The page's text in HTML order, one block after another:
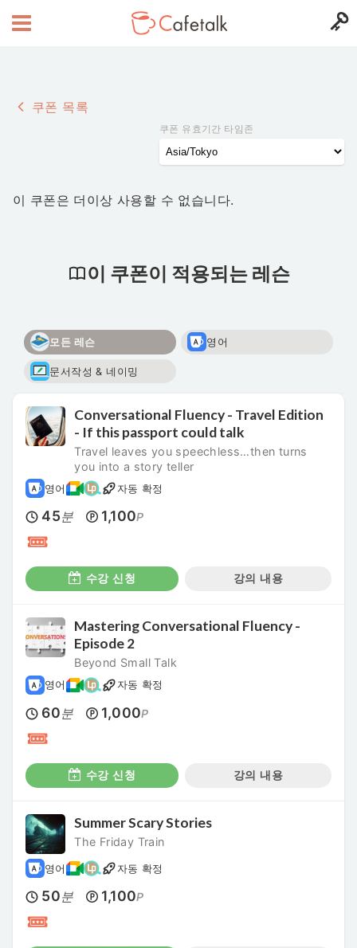
쿠폰 목록
쿠폰 유효기간 타임존
이 쿠폰은 더이상 사용할 수 없습니다.
이 쿠폰이 적용되는 레슨
모든 레슨 영어
문서작성 & 네이밍
Conversational Fluency - Travel Edition
- If this passport could talk
Travel leaves you speechless…then turns
you into a story teller
영어 자동 확정
45분 1,100P
수강 신청 강의 내용
Mastering Conversational Fluency -
Episode 2
Beyond Small Talk
영어 자동 확정
60분 1,000P
수강 신청 강의 내용
Summer Scary Stories
The Friday Train
영어 자동 확정
50분 1,100P